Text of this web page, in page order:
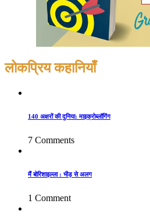
लोकप्रिय कहानियाँ
140 अक्षरों की दुनिया: माइक्रोब्लॉगिंग
7 Comments
मैं बोरिशाइल्ला : भीड़ से अलग
1 Comment